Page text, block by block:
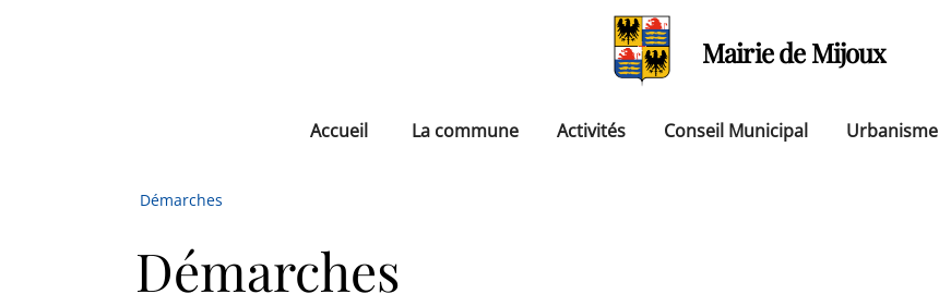
Mairie de Mijoux
Accueil La commune Activités Conseil Municipal Urbanisme
Démarches
Démarches